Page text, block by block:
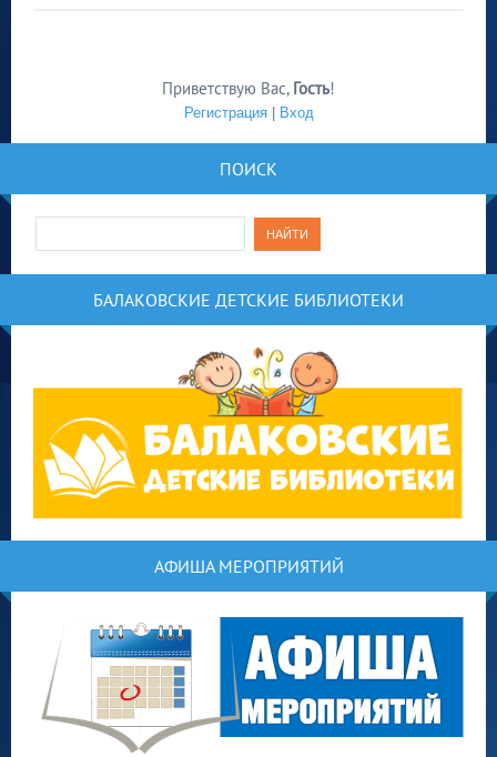
Приветствую Вас, Гость!
Регистрация| Вход
ПОИСК
БАЛАКОВСКИЕ ДЕТСКИЕ БИБЛИОТЕКИ
АФИША МЕРОПРИЯТИЙ